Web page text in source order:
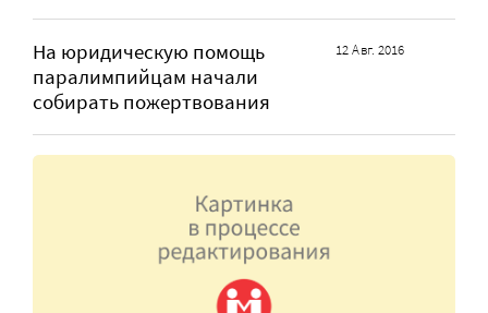
На юридическую помощь
паралимпийцам начали
собирать пожертвования
12 Авг. 2016